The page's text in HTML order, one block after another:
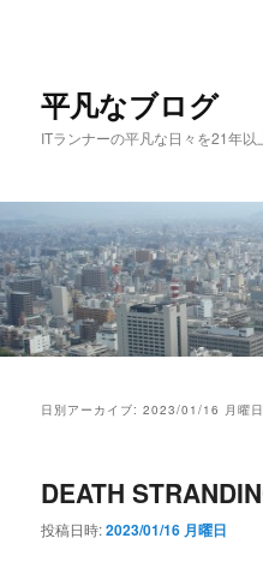
移
動
動
平凡なブログ
ITランナーの平凡な日々を21年以
日別アーカイブ:2023/01/16 月曜日
DEATH
投稿日時:2023/01/16 月曜日